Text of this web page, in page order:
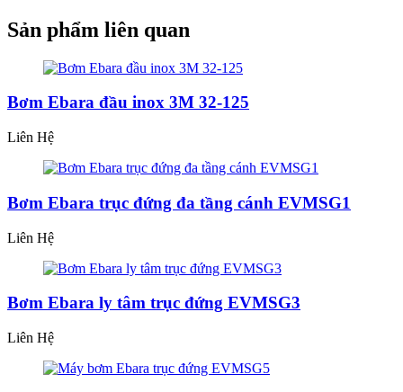
Sản phẩm liên quan
Bơm Ebara đầu inox 3M 32-125
Liên Hệ
Bơm Ebara trục đứng đa tầng cánh EVMSG1
Liên Hệ
Bơm Ebara ly tâm trục đứng EVMSG3
Liên Hệ